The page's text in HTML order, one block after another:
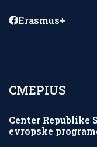
Erasmus+
CMEPIUS
Center Republike
evropske